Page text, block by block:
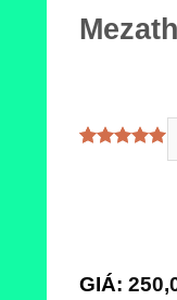
GIÁ: